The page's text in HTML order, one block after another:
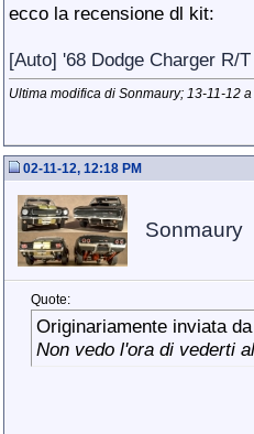
ecco la recensione dl kit:
[Auto] '68 Dodge Charger R/
Ultima modifica di Sonmaury; 13-11-12 a
02-11-12, 12:18 PM
Sonmaury
Quote:
Originariamente inviata da
Non vedo l'ora di vederti